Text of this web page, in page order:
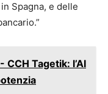
Spagna, e delle
Tagetik: l’AI